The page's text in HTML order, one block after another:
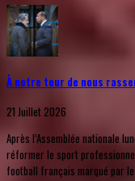
À notre tour de nous
21 Juillet 2026
Après l’Assemblée nationale
réformer le sport
football français marqué par